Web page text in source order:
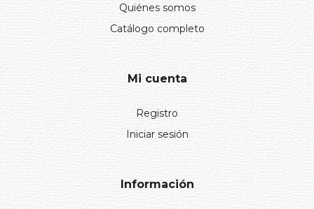
Quiénes somos
Catálogo completo
Mi cuenta
Registro
Iniciar sesión
Información